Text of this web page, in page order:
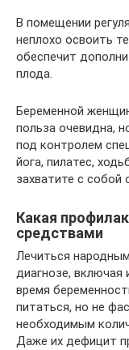
В помещении
неплохо освоить
обеспечит
плода.
Беременной
польза очевидна,
под контролем
йога, пилатес,
захватите с собой
Какая
средствами
Лечиться
диагнозе, включая
время
питаться, но не
необходимым
Даже их дефицит